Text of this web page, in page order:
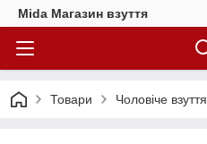
Mida Магазин взуття
Товари Чоловіче взуття